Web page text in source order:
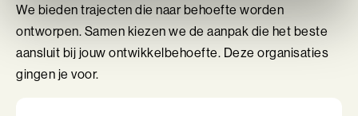
We bieden trajecten die naar behoefte worden
ontworpen. Samen kiezen we de aanpak die het beste
aansluit bij jouw ontwikkelbehoefte. Deze organisaties
gingen je voor.